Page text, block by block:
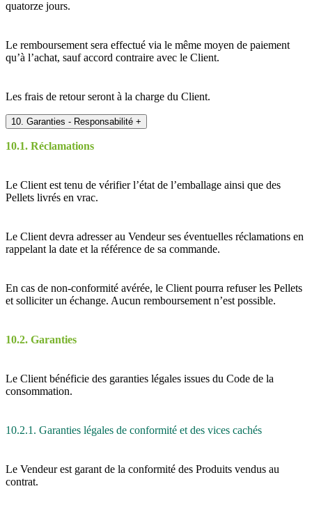
quatorze jours.
Le remboursement sera effectué via le même moyen de paiement
qu’à l’achat, sauf accord contraire avec le Client.
Les frais de retour seront à la charge du Client.
10. Garanties - Responsabilité +
10.1. Réclamations
Le Client est tenu de vérifier l’état de l’emballage ainsi que des
Pellets livrés en vrac.
Le Client devra adresser au Vendeur ses éventuelles réclamations en
rappelant la date et la référence de sa commande.
En cas de non-conformité avérée, le Client pourra refuser les Pellets
et solliciter un échange. Aucun remboursement n’est possible.
10.2. Garanties
Le Client bénéficie des garanties légales issues du Code de la
consommation.
10.2.1. Garanties légales de conformité et des vices cachés
Le Vendeur est garant de la conformité des Produits vendus au
contrat.